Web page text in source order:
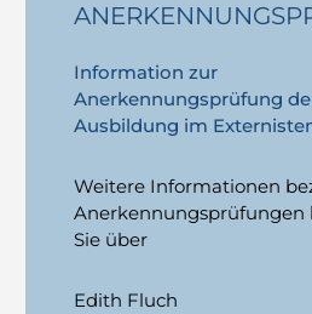
Information zur
Anerkennungsprüfung
Ausbildung im
Weitere Informationen
Anerkennungsprüfungen
Sie über
Edith Fluch